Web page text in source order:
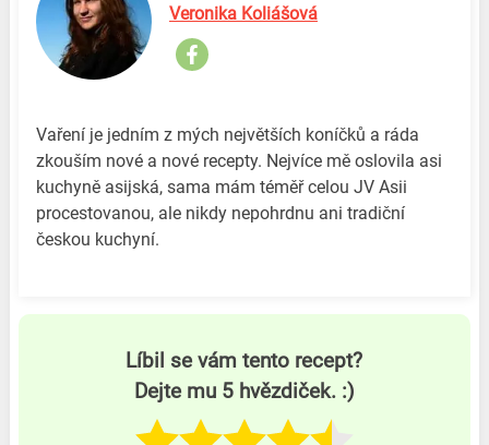
Veronika Koliášová
Vaření je jedním z mých největších koníčků a ráda
zkouším nové a nové recepty. Nejvíce mě oslovila asi
kuchyně asijská, sama mám téměř celou JV Asii
procestovanou, ale nikdy nepohrdnu ani tradiční
českou kuchyní.
Líbil se vám tento recept?
Dejte mu 5 hvězdiček. :)